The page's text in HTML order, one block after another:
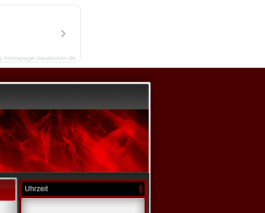
Uhrzeit
homepage-baukasten.de